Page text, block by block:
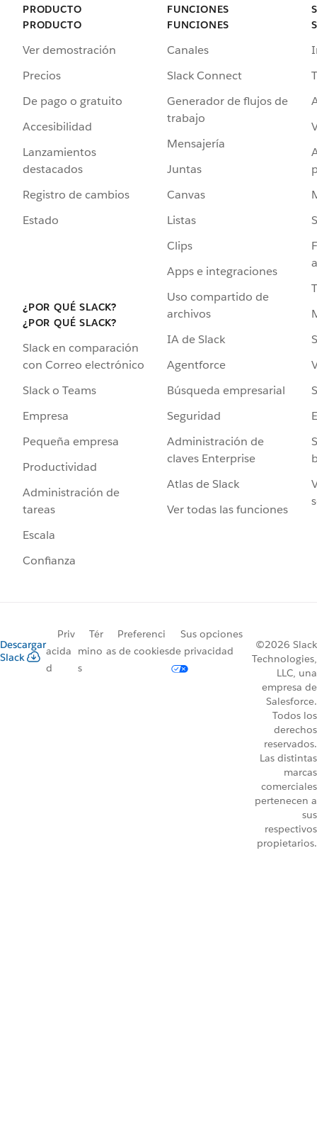
PRODUCTO
PRODUCTO
Ver demostración
Precios
De pago o gratuito
Accesibilidad
Lanzamientos
destacados
Registro de cambios
Estado
¿POR QUÉ SLACK?
¿POR QUÉ SLACK?
Slack en comparación
con Correo electrónico
Slack o Teams
Empresa
Pequeña empresa
Productividad
Administración de
tareas
Escala
Confianza
FUNCIONES
FUNCIONES
Canales
Slack Connect
Generador de flujos de
trabajo
Mensajería
Juntas
Canvas
Listas
Clips
Apps e integraciones
Uso compartido de
archivos
IA de Slack
Agentforce
Búsqueda empresarial
Seguridad
Administración de
claves Enterprise
Atlas de Slack
Ver todas las funciones
Descargar
Slack
Priv
acida
d
Tér
mino
s
Preferenci
as de cookies
Sus opciones
de privacidad
©2026 Slack
Technologies,
LLC, una
empresa de
Salesforce.
Todos los
derechos
reservados.
Las distintas
marcas
comerciales
pertenecen a
sus
respectivos
propietarios.